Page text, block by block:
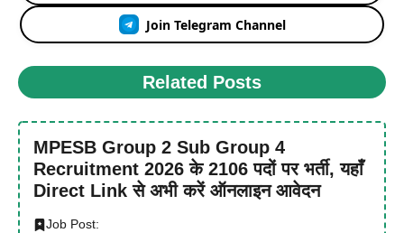
Join Telegram Channel
Related Posts
MPESB Group 2 Sub Group 4
Recruitment 2026 के 2106 पदों पर भर्ती, यहाँ
Direct Link से अभी करें ऑनलाइन आवेदन
Job Post: